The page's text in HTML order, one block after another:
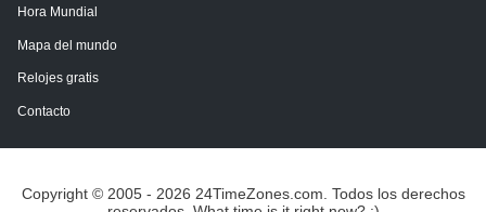
Hora Mundial
Mapa del mundo
Relojes gratis
Contacto
Copyright © 2005 - 2026 24TimeZones.com. Todos los derechos